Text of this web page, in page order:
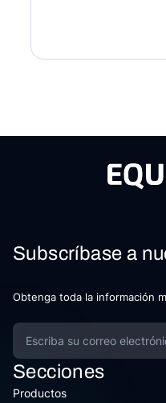
Subscríbase a
Obtenga toda la información
Secciones
Productos